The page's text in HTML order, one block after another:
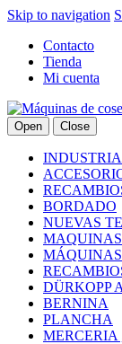
Skip to navigation
Contacto
Tienda
Mi cuenta
Open Close
INDUSTRIA
BORDADO
NUEVAS
DÜRKOPP
BERNINA
PLANCHA
MERCERIA